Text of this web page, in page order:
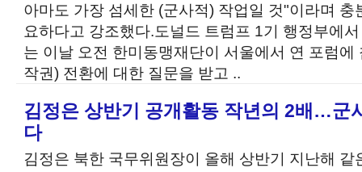
아마도 가장 섬세한 (군사적) 작업일 것"이라며
요하다고 강조했다.도널드 트럼프 1기 행정부에
는 이날 오전 한미동맹재단이 서울에서 연 포럼
작권) 전환에 대한 질문을 받고 ..
김정은 상반기 공개활동 작년의 2배…군
다
김정은 북한 국무위원장이 올해 상반기 지난해